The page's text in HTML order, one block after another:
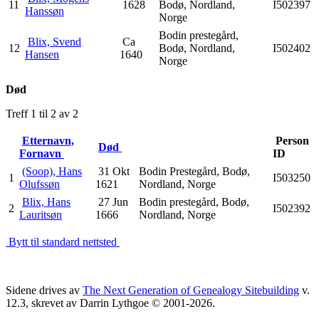
11
Hanssøn
1628
Bodø, Nordland,
Norge
I502397
12
Blix, Svend
Hansen
Ca
1640
Bodin prestegård,
Bodø, Nordland,
Norge
I502402
Død
Treff 1 til 2 av 2
Etternavn,
Fornavn
Død
Person
ID
1
(Soop), Hans
Olufssøn
31 Okt
1621
Bodin Prestegård, Bodø,
Nordland, Norge
I503250
2
Blix, Hans
Lauritsøn
27 Jun
1666
Bodin prestegård, Bodø,
Nordland, Norge
I502392
Bytt til standard nettsted
Sidene drives av The Next Generation of Genealogy Sitebuilding v.
12.3, skrevet av Darrin Lythgoe © 2001-2026.